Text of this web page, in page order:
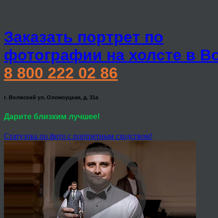
Заказать портрет по
фотографии на холсте в
8 800 222 02 86
г. Волжский ул. Оломоуцкая, д. 31а
Дарите близким лучшее!
Статуэтка по фото с портретным сходством!